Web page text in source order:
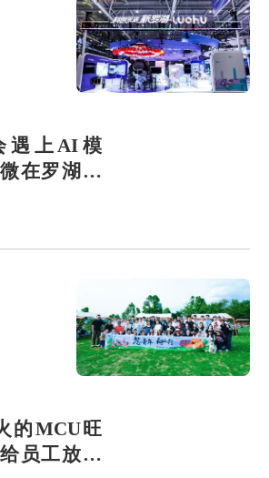
遇上AI模
在罗湖展
的MCU旺
员工放了